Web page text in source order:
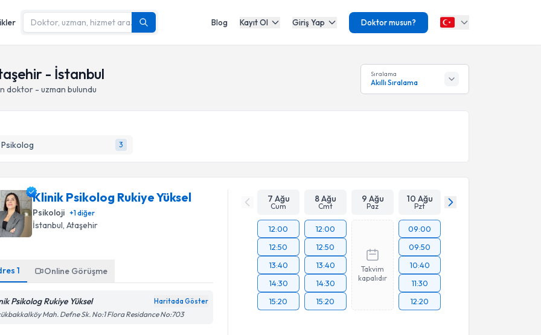
Blog Kayıt Ol Giriş Yap Doktor musun?
- İstanbul
doktor - uzman bulundu
Sıralama
Akıllı Sıralama
3
Klinik Psikolog Rukiye Yüksel
Psikoloji +1diğer
İstanbul, Ataşehir
1 Online Görüşme
Psikolog Rukiye Yüksel Haritada Göster
Mah. Defne Sk. No:1 Flora Residance No:703
7 Ağu
Cum
8 Ağu
Cmt
9 Ağu
Paz
10 Ağu
Pzt
12:00
12:50
13:40
14:30
15:20
12:00
12:50
13:40
14:30
15:20
Takvim
kapalıdır
09:00
09:50
10:40
11:30
12:20